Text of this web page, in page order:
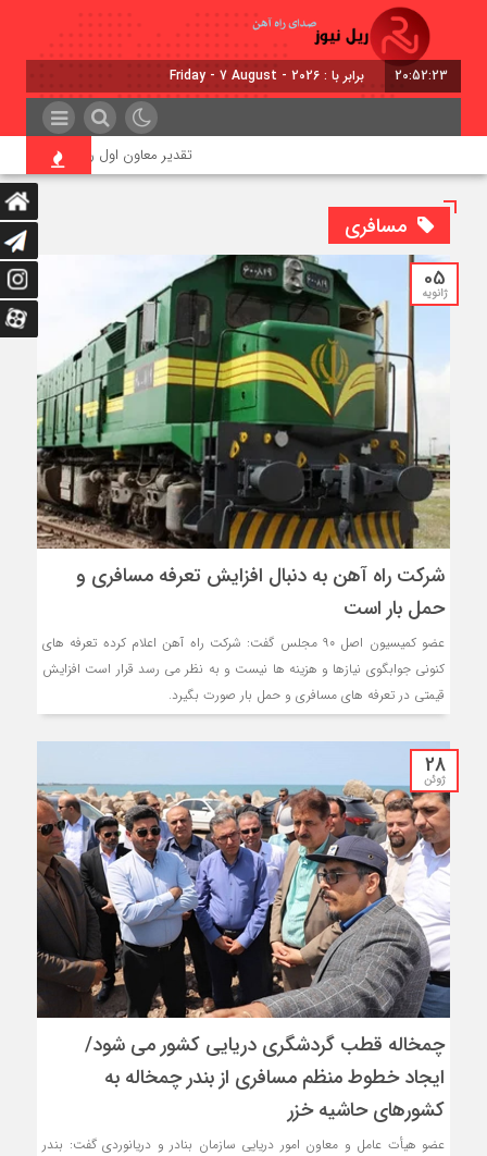
20:52:24 برابر با : Friday - 7 August - 2026
تقدیر معاون اول رئیس‌جمهور از مدیرعامل
مسافری
05
ژانویه
شرکت راه آهن به دنبال افزایش تعرفه مسافری و
حمل بار است
عضو کمیسیون اصل ۹۰ مجلس گفت: شرکت راه آهن اعلام کرده تعرفه های
کنونی جوابگوی نیازها و هزینه ها نیست و به نظر می رسد قرار است افزایش
قیمتی در تعرفه های مسافری و حمل بار صورت بگیرد.
28
ژوئن
چمخاله قطب گردشگری دریایی کشور می شود/
ایجاد خطوط منظم مسافری از بندر چمخاله به
کشورهای حاشیه خزر
عضو هیأت عامل و معاون امور دریایی سازمان بنادر و دریانوردی گفت: بندر